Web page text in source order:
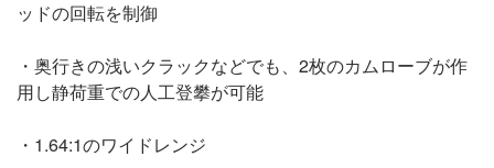
ッドの回転を制御
・奥行きの浅いクラックなどでも、2枚のカムローブが作
用し静荷重での人工登攀が可能
・1.64:1のワイドレンジ